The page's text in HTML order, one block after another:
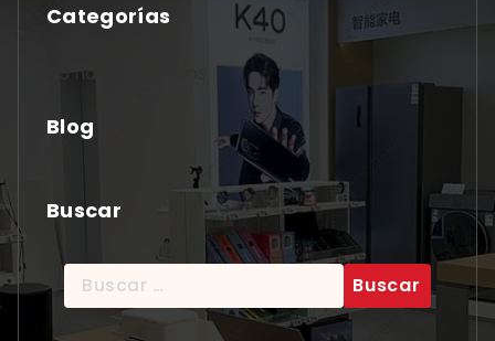
Categorías
No hay categorías
Blog
Buscar
Buscar: